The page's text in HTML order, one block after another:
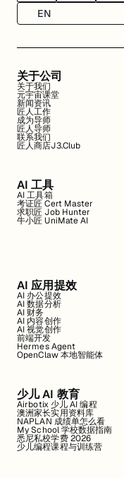
EN
关于公司
关于我们
元宇宙课堂
新闻资讯
匠人工作
成为导师
匠人导师
联系我们
匠人商店J3.Club
AI 工具
AI 工具箱
考证匠 Cert Master
求职匠 Job Hunter
牛小匠 UniMate AI
AI 应用提效
AI 办公提效
AI 数据分析
AI 财务
AI 内容创作
AI 视觉创作
前端开发
Hermes Agent
OpenClaw 本地智能体
少儿 AI 教育
Airbotix 少儿 AI 编程
澳洲家长实用资料库
NAPLAN 成绩单怎么看
My School 学校数据指南
悉尼私校学费 2026
少儿编程课程与训练营